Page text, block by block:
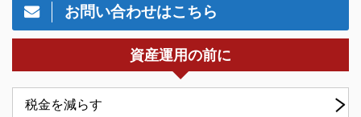
お問い合わせはこちら
資産運用の前に
税金を減らす